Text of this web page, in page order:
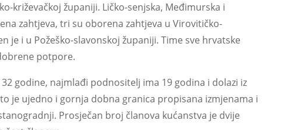
križevačkoj županiji. Ličko-senjska, Međimurska i
zahtjeva, tri su oborena zahtjeva u Virovitičko-
je i u Požeško-slavonskoj županiji. Time sve hrvatske
potpore.
godine, najmlađi podnositelj ima 19 godina i dolazi iz
je ujedno i gornja dobna granica propisana izmjenama i
Prosječan broj članova kućanstva je dvije